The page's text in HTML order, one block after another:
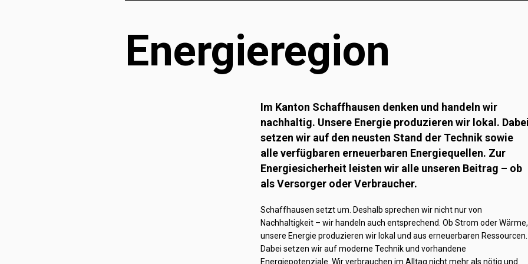
Energieregion
Im Kanton Schaffhausen denken und handeln wir
nachhaltig. Unsere Energie produzieren wir lokal.
setzen wir auf den neusten Stand der Technik sowie
alle verfügbaren erneuerbaren Energiequellen. Zur
Energiesicherheit leisten wir alle unseren Beitrag – ob
als Versorger oder Verbraucher.
Schaffhausen setzt um. Deshalb sprechen wir nicht nur von
Nachhaltigkeit – wir handeln auch entsprechend. Ob Strom oder Wärme,
unsere Energie produzieren wir lokal und aus erneuerbaren Ressourcen.
Dabei setzen wir auf moderne Technik und vorhandene
Energiepotenziale. Wir verbrauchen im Alltag nicht mehr als nötig und